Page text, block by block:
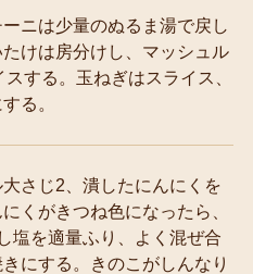
ーニは少量のぬるま湯で戻し
けは房分けし、マッシュル
する。玉ねぎはスライス、
る。
さじ2、潰したにんにくを
くがきつね色になったら、
塩を適量ふり、よく混ぜ合
にする。きのこがしんなり